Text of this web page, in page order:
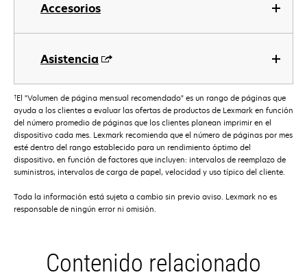
Accesorios
Asistencia
†El "Volumen de página mensual recomendado" es un rango de páginas que
ayuda a los clientes a evaluar las ofertas de productos de Lexmark en función
del número promedio de páginas que los clientes planean imprimir en el
dispositivo cada mes. Lexmark recomienda que el número de páginas por mes
esté dentro del rango establecido para un rendimiento óptimo del
dispositivo, en función de factores que incluyen: intervalos de reemplazo de
suministros, intervalos de carga de papel, velocidad y uso típico del cliente.
Toda la información está sujeta a cambio sin previo aviso. Lexmark no es
responsable de ningún error ni omisión.
Contenido relacionado